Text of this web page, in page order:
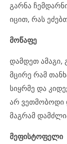
გარნა
იცით, რას
მოწაფე
დამდეთ ამაგი,
მცირე რამ
სიყრმე და
არ ვეთმობოდი
მაგრამ
მეფისტოფელი